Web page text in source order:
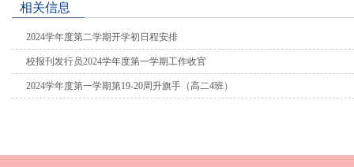
相关信息
2024学年度第二学期开学初日程安排
校报刊发行员2024学年度第一学期工作收官
2024学年度第一学期第19-20周升旗手（高二4班）